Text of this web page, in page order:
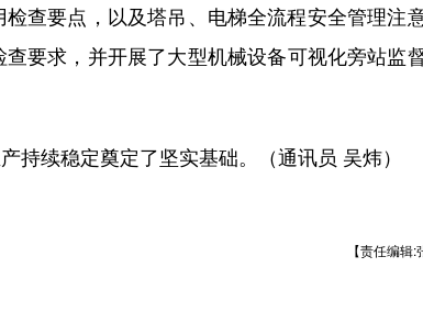
查要点，以及塔吊、电梯全流程安全管理注
要求，并开展了大型机械设备可视化旁站监
续稳定奠定了坚实基础。（通讯员 吴炜）
【责任编辑: